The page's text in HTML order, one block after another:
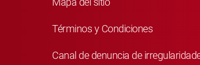
Términos y Condiciones
Canal de denuncia de